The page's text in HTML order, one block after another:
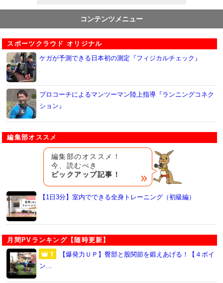
コンテンツメニュー
スポーツクラウド オリジナル
ケガが予測できる日本初の測定『フィジカルチェック』
プロコーチによるマンツーマン陸上指導『ランニングコネク
ション』
編集部オススメ
編集部のオススメ！
今、読むべき
ピックアップ記事！
【1日3分】室内でできる全身トレーニング（初級編）
月間PVランキング【随時更新】
【爆発力ＵＰ】臀部と股関節を鍛えあげる！【４ポイ
ン…